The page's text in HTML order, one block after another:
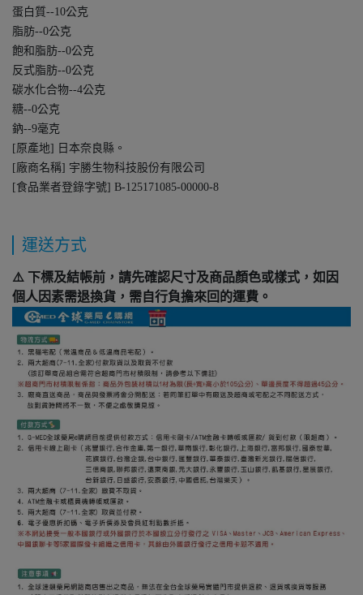
蛋白質--10公克
脂肪--0公克
飽和脂肪--0公克
反式脂肪--0公克
碳水化合物--4公克
糖--0公克
鈉--9毫克
[原產地] 日本奈良縣。
[廠商名稱] 宇勝生物科技股份有限公司
[食品業者登錄字號] B-125171085-00000-8
運送方式
⚠️ 下標及結帳前，請先確認尺寸及商品顏色或樣式，如因
個人因素需退換貨，需自行負擔來回的運費。